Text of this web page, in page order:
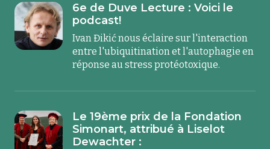
6e de Duve Lecture : Voici le
podcast!
Ivan Đikić nous éclaire sur l'interaction
entre l'ubiquitination et l'autophagie en
réponse au stress protéotoxique.
Le 19ème prix de la Fondation
Simonart, attribué à Liselot
Dewachter :